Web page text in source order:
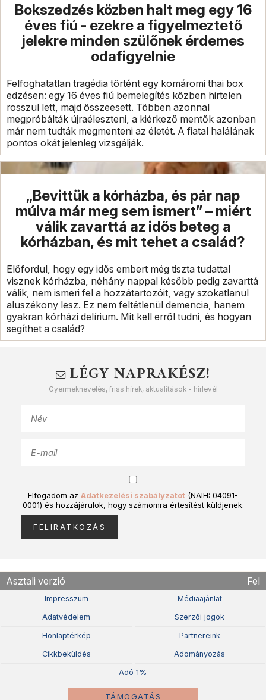
Bokszedzés közben halt meg egy 16
éves fiú - ezekre a figyelmeztető
jelekre minden szülőnek érdemes
odafigyelnie
Felfoghatatlan tragédia történt egy komáromi thai box
edzésen: egy 16 éves fiú bemelegítés közben hirtelen
rosszul lett, majd összeesett. Többen azonnal
megpróbálták újraéleszteni, a kiérkező mentők azonban
már nem tudták megmenteni az életét. A fiatal halálának
pontos okát jelenleg vizsgálják.
„Bevittük a kórházba, és pár nap
múlva már meg sem ismert” – miért
válik zavarttá az idős beteg a
kórházban, és mit tehet a család?
Előfordul, hogy egy idős embert még tiszta tudattal
visznek kórházba, néhány nappal később pedig zavarttá
válik, nem ismeri fel a hozzátartozóit, vagy szokatlanul
aluszékony lesz. Ez nem feltétlenül demencia, hanem
gyakran kórházi delírium. Mit kell erről tudni, és hogyan
segíthet a család?
LÉGY NAPRAKÉSZ!
Gyermeknevelés, friss hírek, aktualitások - hírlevél
Elfogadom az Adatkezelési szabályzatot (NAIH: 04091-
0001) és hozzájárulok, hogy számomra értesítést küldjenek.
Asztali verzió Fel
Impresszum Médiaajánlat
Adatvédelem Szerzõi jogok
Honlaptérkép Partnereink
Cikkbeküldés Adományozás
Adó 1%
TÁMOGATÁS